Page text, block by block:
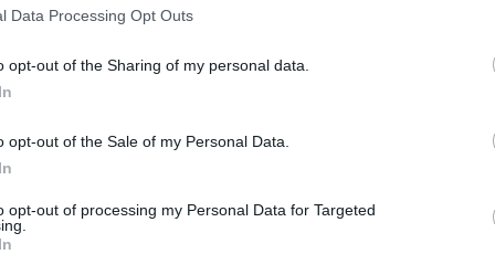
Data Processing Opt Outs
opt-out of the Sharing of my personal data.
opt-out of the Sale of my Personal Data.
opt-out of processing my Personal Data for Targeted
ΔΙΑΦΗΜΙΣΗ